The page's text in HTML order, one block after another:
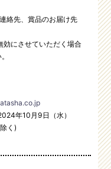
絡先、賞品のお届け先
にさせていただく場合
年10月9日（水）
く)